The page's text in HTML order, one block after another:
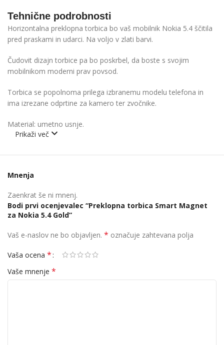
Tehnične podrobnosti
Horizontalna preklopna torbica bo vaš mobilnik Nokia 5.4 ščitila
pred praskami in udarci. Na voljo v zlati barvi.
Čudovit dizajn torbice pa bo poskrbel, da boste s svojim
mobilnikom moderni prav povsod.
Torbica se popolnoma prilega izbranemu modelu telefona in
ima izrezane odprtine za kamero ter zvočnike.
Material: umetno usnje.
Prikaži več
Mnenja
Zaenkrat še ni mnenj.
Bodi prvi ocenjevalec “Preklopna torbica Smart Magnet
za Nokia 5.4 Gold”
Vaš e-naslov ne bo objavljen. * označuje zahtevana polja
Vaša ocena *
Vaše mnenje *